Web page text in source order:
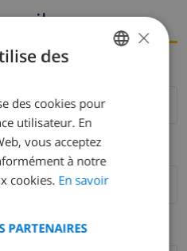
mail
DUTCH
SPANISH
GERMAN
×
des
des cookies pour
utilisateur. En
vous acceptez
à notre
cookies. En savoir
PARTENAIRES